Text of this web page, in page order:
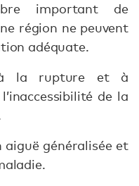
important de
région ne peuvent
adéquate.
à la rupture et à
de la
généralisée et